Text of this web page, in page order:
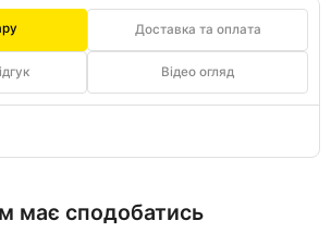
Доставка та оплата
Відео огляд
має сподобатись